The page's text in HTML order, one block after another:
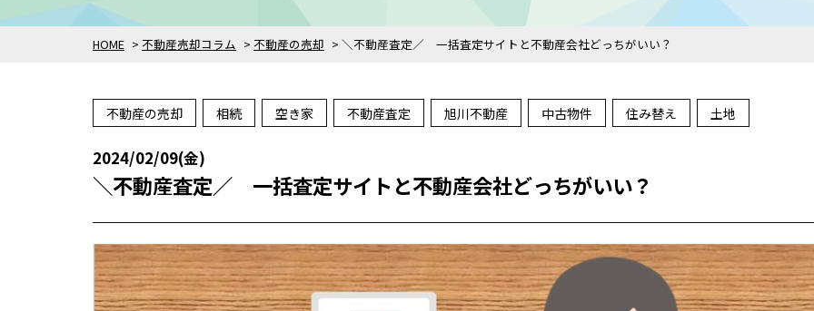
HOME > 不動産売却コラム > 不動産の売却 > ＼不動産査定／ 一括査定サイトと不動産会社どっちがいい？
不動産の売却 相続 空き家 不動産査定 旭川不動産 中古物件 住み替え 土地
2024/02/09(金)
＼不動産査定／ 一括査定サイトと不動産会社どっちがいい？